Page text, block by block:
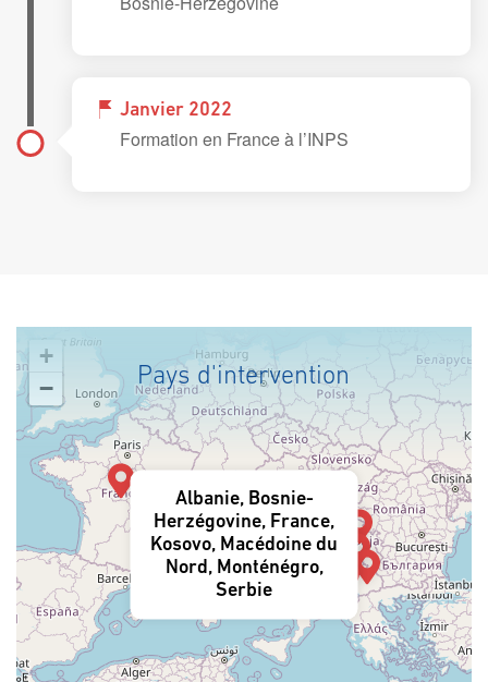
Janvier 2022
Formation en France à l’INPS
Pays d'intervention
+
−
Albanie, Bosnie-
Herzégovine, France,
Kosovo, Macédoine du
Nord, Monténégro,
Serbie